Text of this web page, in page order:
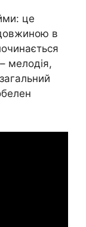
це
в
мелодія,